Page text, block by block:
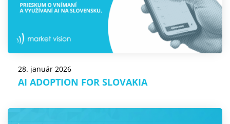
28. január 2026
AI ADOPTION FOR SLOVAKIA